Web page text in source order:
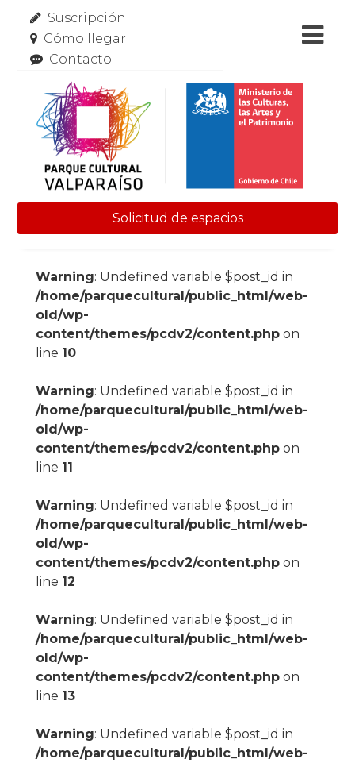
Suscripción
Cómo llegar
Contacto
Solicitud de espacios
Warning: Undefined variable $post_id in
/home/parquecultural/public_html/web-
old/wp-
content/themes/pcdv2/content.phpon
line 10
Warning: Undefined variable $post_id in
/home/parquecultural/public_html/web-
old/wp-
content/themes/pcdv2/content.phpon
line 11
Warning: Undefined variable $post_id in
/home/parquecultural/public_html/web-
old/wp-
content/themes/pcdv2/content.phpon
line 12
Warning: Undefined variable $post_id in
/home/parquecultural/public_html/web-
old/wp-
content/themes/pcdv2/content.phpon
line 13
Warning: Undefined variable $post_id in
/home/parquecultural/public_html/web-